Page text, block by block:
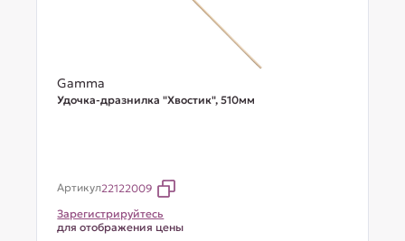
Gamma
Удочка-дразнилка "Хвостик", 510мм
Артикул22122009
Зарегистрируйтесь
для отображения цены